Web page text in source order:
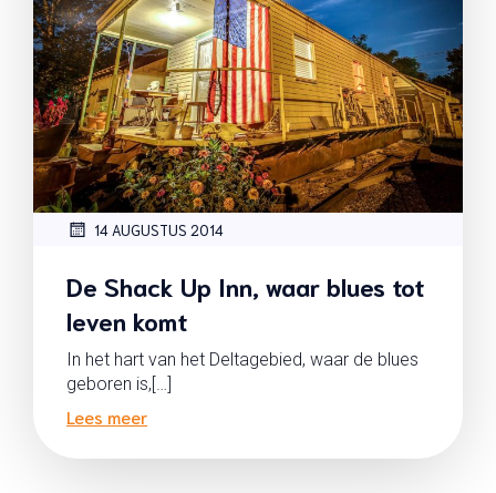
14 AUGUSTUS 2014
De Shack Up Inn, waar blues tot
leven komt
In het hart van het Deltagebied, waar de blues
geboren is,[…]
Lees meer